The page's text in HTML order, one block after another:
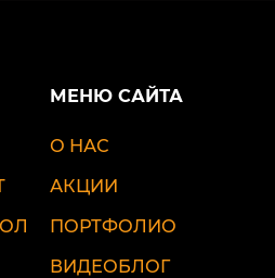
МЕНЮ САЙТА
О НАС
АКЦИИ
ПОРТФОЛИО
ВИДЕОБЛОГ